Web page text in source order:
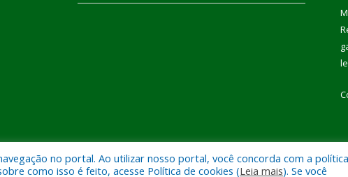
de Pau D’Arco. Mapa do Site
no portal. Ao utilizar nosso portal, você concorda com a
como isso é feito, acesse Política de cookies (Leia mais). Se você